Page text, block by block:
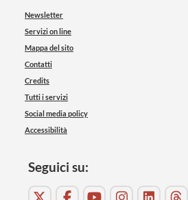
Newsletter
Servizi on line
Mappa del sito
Contatti
Credits
Tutti i servizi
Social media policy
Accessibilità
Seguici su: